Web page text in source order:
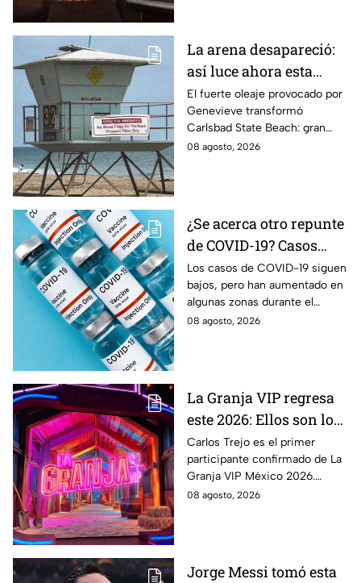
La arena desapareció:
así luce ahora esta
popular playa de
California tras los
efectos de Genevieve
El fuerte oleaje provocado por
Genevieve transformó
Carlsbad State Beach: gran
parte de la arena desapareció y
08 agosto, 2026
¿Se acerca otro repunte
de COVID-19? Casos
aumentan en estas
zonas
Los casos de COVID-19 siguen
bajos, pero han aumentado en
algunas zonas durante el
verano. Conoce qué estados
08 agosto, 2026
La Granja VIP regresa
este 2026: Ellos son los
famosos confirmados
hasta ahora
Carlos Trejo es el primer
participante confirmado de La
Granja VIP México 2026.
Conoce quiénes más se
08 agosto, 2026
Jorge Messi tomó esta